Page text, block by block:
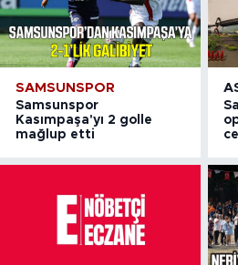
SAMSUNSPOR
Samsunspor
Kasımpaşa'yı 2 golle
mağlup etti